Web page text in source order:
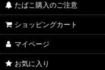
たばこ購入のご注意
ショッピングカート
マイページ
お気に入り